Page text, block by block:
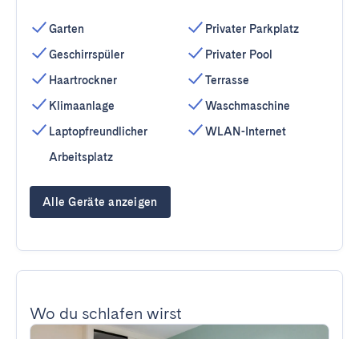
Garten
Geschirrspüler
Haartrockner
Klimaanlage
Laptopfreundlicher
Arbeitsplatz
Privater Parkplatz
Privater Pool
Terrasse
Waschmaschine
WLAN-Internet
Alle Geräte anzeigen
Wo du schlafen wirst